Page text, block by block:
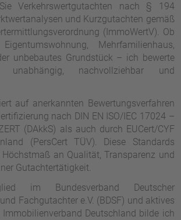
Verkehrswertgutachten nach § 194
und Kurzgutachten gemäß
(ImmoWertV). Ob
Mehrfamilienhaus,
unbebautes Grundstück – ich bewerte
unabhängig, nachvollziehbar und
auf anerkannten Bewertungsverfahren
nach DIN EN ISO/IEC 17024 –
(DAkkS) als auch durch EUCert/CYF
(PersCert TÜV). Diese Standards
an Qualität, Transparenz und
Gutachtertätigkeit.
im Bundesverband Deutscher
Fachgutachter e.V. (BDSF) und aktives
Deutschland bilde ich